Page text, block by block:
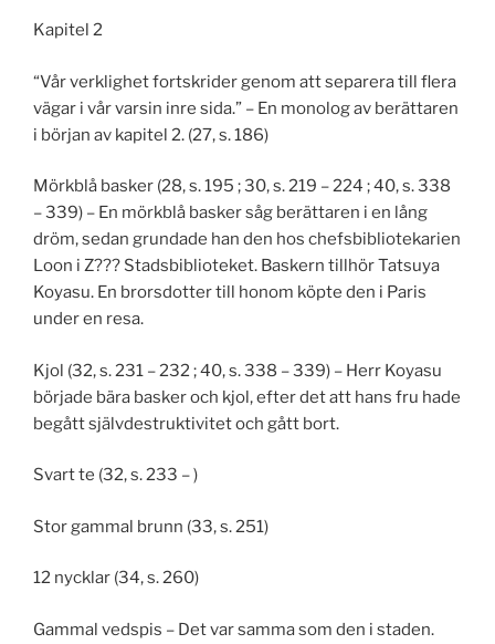
Kapitel 2
“Vår verklighet fortskrider genom att separera till flera
vägar i vår varsin inre sida.” – En monolog av berättaren
i början av kapitel 2. (27, s. 186)
Mörkblå basker (28, s. 195 ; 30, s. 219 – 224 ; 40, s. 338
– 339) – En mörkblå basker såg berättaren i en lång
dröm, sedan grundade han den hos chefsbibliotekarien
Loon i Z??? Stadsbiblioteket. Baskern tillhör Tatsuya
Koyasu. En brorsdotter till honom köpte den i Paris
under en resa.
Kjol (32, s. 231 – 232 ; 40, s. 338 – 339) – Herr Koyasu
började bära basker och kjol, efter det att hans fru hade
begått självdestruktivitet och gått bort.
Svart te (32, s. 233 – )
Stor gammal brunn (33, s. 251)
12 nycklar (34, s. 260)
Gammal vedspis – Det var samma som den i staden.